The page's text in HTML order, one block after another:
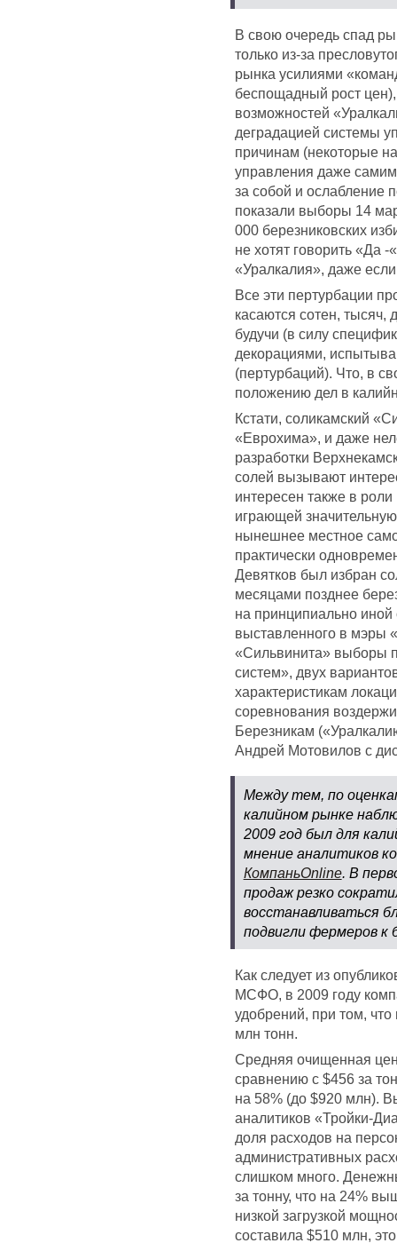
В свою очередь спад
только из-за
рынка усилиями
беспощадный рост
возможностей
деградацией системы
причинам (некоторые
управления даже
за собой и ослабление
показали выборы 14
000 березниковских
не хотят говорить «Да
«Уралкалия», даже если
Все эти пертурбации
касаются сотен,
будучи (в силу
декорациями,
(пертурбаций). Что, в
положению дел в
Кстати, соликамский
«Еврохима», и даже
разработки
солей вызывают
интересен также в
играющей
нынешнее местное
практически
Девятков был избран
месяцами позднее
на принципиально
выставленного в мэры
«Сильвинита» выборы
систем», двух
характеристикам
соревнования
Березникам
Андрей Мотовилов с
Между тем, по
калийном рынке
2009 год был для
мнение аналитиков
КомпаньOnline. В
продаж резко
восстанавливаться
подвигли фермеров к
Как следует из
МСФО, в 2009 году
удобрений, при том,
млн тонн.
Средняя очищенная
сравнению с $456 за
на 58% (до $920 млн).
аналитиков «Тройки-
доля расходов на
административных
слишком много.
за тонну, что на 24%
низкой загрузкой
составила $510 млн,